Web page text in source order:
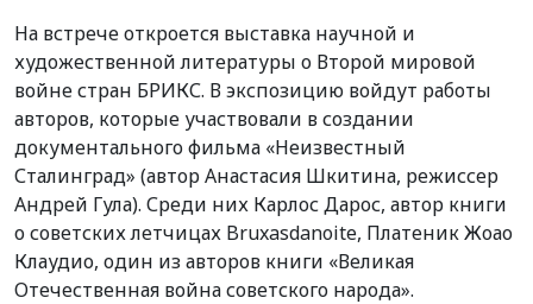
На встрече откроется выставка научной и
художественной литературы о Второй мировой
войне стран БРИКС. В экспозицию войдут работы
авторов, которые участвовали в создании
документального фильма «Неизвестный
Сталинград» (автор Анастасия Шкитина, режиссер
Андрей Гула). Среди них Карлос Дарос, автор книги
о советских летчицах Bruxasdanoite, Платеник Жоао
Клаудио, один из авторов книги «Великая
Отечественная война советского народа».